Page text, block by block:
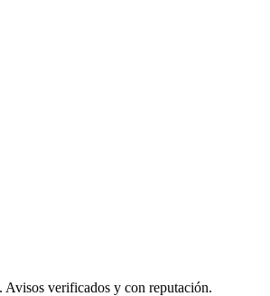
Avisos verificados y con reputación.